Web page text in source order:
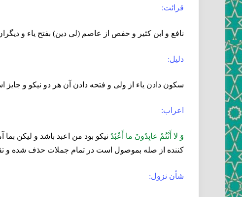
قرائت:
نافع و ابن كثير و حفص از عاصم (لى دين) بفتح ياء و
دليل:
سكون دادن ياء از ولى و فتحه دادن آن هر دو نيكو و جايز
اعراب:
وَ لا أَنْتُمْ عابِدُونَ ما أَعْبُدُنيكو بود من اعبد باشد و ليكن بما
كننده از صله بموصول است در تمام جملات حذف شده و
شأن نزول: